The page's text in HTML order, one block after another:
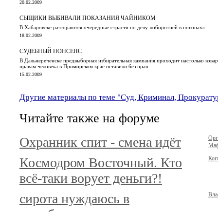
20.02.2009
СЫЩИКИ ВЫБИВАЛИ ПОКАЗАНИЯ ЧАЙНИКОМ
В Хабаровске разгораются очередные страсти по делу «оборотней в погонах»
18.02.2009
СУДЕБНЫЙ НОНСЕНС
В Дальнереченске предвыборная избирательная кампания проходит настолько
правам человека в Приморском крае оставили без прав
15.02.2009
Другие материалы по теме "Суд, Криминал,
Читайте также на форуме
Охранник спит - смена идёт
Космодром Восточный. Кто
всё-таки ворует деньги?!
сирота нуждаюсь в